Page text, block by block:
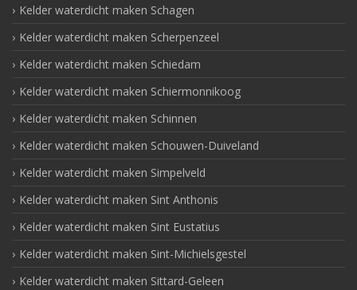
Kelder waterdicht maken Schagen
Kelder waterdicht maken Scherpenzeel
Kelder waterdicht maken Schiedam
Kelder waterdicht maken Schiermonnikoog
Kelder waterdicht maken Schinnen
Kelder waterdicht maken Schouwen-Duiveland
Kelder waterdicht maken Simpelveld
Kelder waterdicht maken Sint Anthonis
Kelder waterdicht maken Sint Eustatius
Kelder waterdicht maken Sint-Michielsgestel
Kelder waterdicht maken Sittard-Geleen